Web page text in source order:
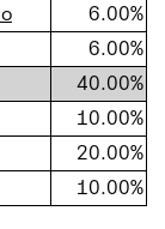
6.00%
6.00%
40.00%
10.00%
20.00%
10.00%